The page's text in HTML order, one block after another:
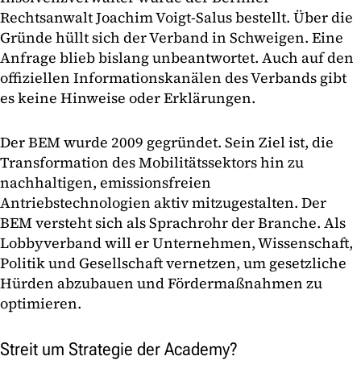
Rechtsanwalt Joachim Voigt-Salus bestellt. Über die
Gründe hüllt sich der Verband in Schweigen. Eine
Anfrage blieb bislang unbeantwortet. Auch auf den
offiziellen Informationskanälen des Verbands gibt
es keine Hinweise oder Erklärungen.
Der BEM wurde 2009 gegründet. Sein Ziel ist, die
Transformation des Mobilitätssektors hin zu
nachhaltigen, emissionsfreien
Antriebstechnologien aktiv mitzugestalten. Der
BEM versteht sich als Sprachrohr der Branche. Als
Lobbyverband will er Unternehmen, Wissenschaft,
Politik und Gesellschaft vernetzen, um gesetzliche
Hürden abzubauen und Fördermaßnahmen zu
optimieren.
Streit um Strategie der Academy?